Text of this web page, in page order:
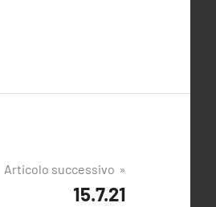
Articolo successivo
15.7.21